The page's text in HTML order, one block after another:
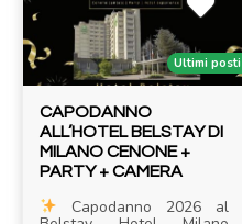
Ultimi posti
CAPODANNO
ALL’HOTEL BELSTAY DI
MILANO CENONE +
PARTY + CAMERA
Capodanno 2026 al